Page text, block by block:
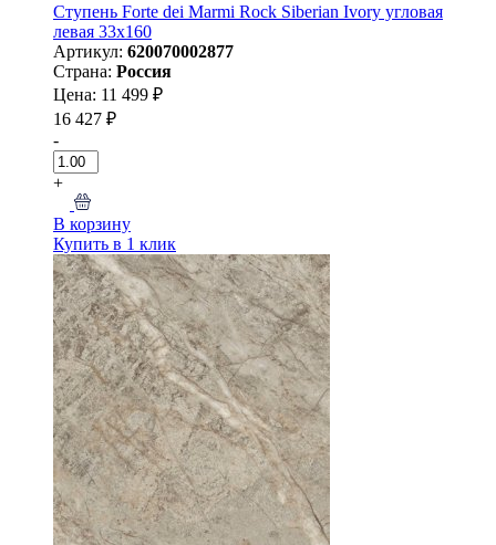
Ступень Forte dei Marmi Rock Siberian Ivory угловая
левая 33x160
Артикул: 620070002877
Страна: Россия
Цена: 11 499 ₽
16 427 ₽
-
+
В корзину
Купить в 1 клик